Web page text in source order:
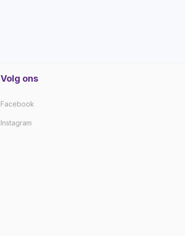
Volg ons
Facebook
Instagram